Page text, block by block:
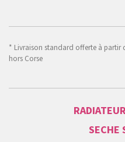
* Livraison standard offerte à partir
hors Corse
SECHE